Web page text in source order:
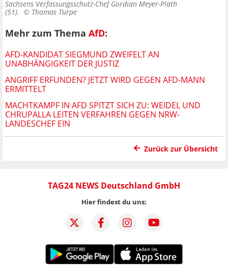
Sachsens Verfassungsschutz-Chef Gordian Meyer-Plath
(51). © Thomas Türpe
Mehr zum Thema AfD:
AFD-KANDIDAT SIEGMUND ZWEIFELT AN
UNABHÄNGIGKEIT DER JUSTIZ
ANGRIFF ERFUNDEN? JETZT WIRD GEGEN AFD-MANN
ERMITTELT
MACHTKAMPF IN AFD SPITZT SICH ZU: WEIDEL UND
CHRUPALLA LEITEN VERFAHREN GEGEN NRW-
LANDESCHEF EIN
Zurück zur Übersicht
TAG24 NEWS Deutschland GmbH
Hier findest du uns: